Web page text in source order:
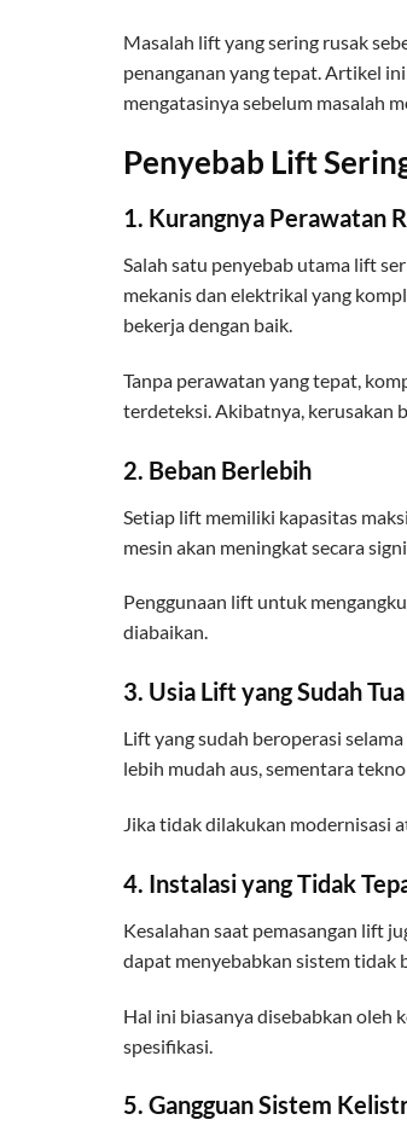
Masalah lift yang sering rusak
penanganan yang tepat. Artikel
mengatasinya sebelum masalah
Penyebab Lift
1. Kurangnya Perawatan
Salah satu penyebab utama lift
mekanis dan elektrikal yang
bekerja dengan baik.
Tanpa perawatan yang tepat,
terdeteksi. Akibatnya, kerusakan
2. Beban Berlebih
Setiap lift memiliki kapasitas
mesin akan meningkat secara
Penggunaan lift untuk
diabaikan.
3. Usia Lift yang Sudah Tua
Lift yang sudah beroperasi
lebih mudah aus, sementara
Jika tidak dilakukan modernisasi
4. Instalasi yang Tidak
Kesalahan saat pemasangan lift
dapat menyebabkan sistem tidak
Hal ini biasanya disebabkan oleh
spesifikasi.
5. Gangguan Sistem